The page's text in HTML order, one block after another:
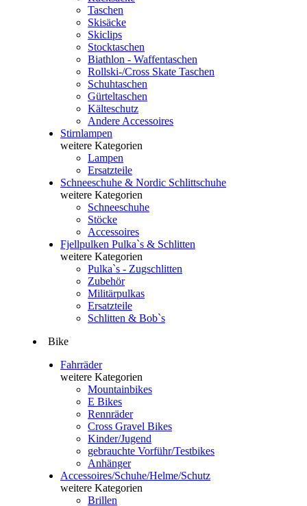
Taschen
Skisäcke
Skiclips
Stocktaschen
Biathlon - Waffentaschen
Rollski-/Cross Skate Taschen
Schuhtaschen
Gürteltaschen
Kälteschutz
Andere Accessoires
Stirnlampen
weitere Kategorien
Lampen
Ersatzteile
Schneeschuhe & Nordic Schlittschuhe
weitere Kategorien
Schneeschuhe
Stöcke
Accessoires
Fjellpulken Pulka`s & Schlitten
weitere Kategorien
Pulka`s - Zugschlitten
Zubehör
Militärpulkas
Ersatzteile
Schlitten & Bob`s
Bike
Fahrräder
weitere Kategorien
Mountainbikes
E Bikes
Rennräder
Cross Gravel Bikes
Kinder/Jugend
gebrauchte Vorführ/Testbikes
Anhänger
Accessoires/Schuhe/Helme/Schutz
weitere Kategorien
Brillen